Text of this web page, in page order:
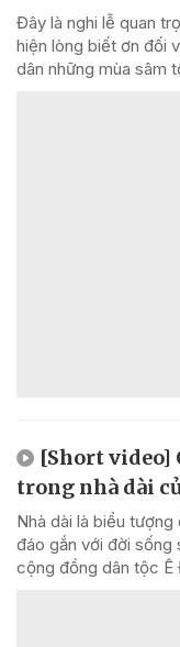
Đây là nghi lễ quan
hiện lòng biết ơn đối
dân những mùa sâm
[Short video]
trong nhà dài
Nhà dài là biểu
đáo gắn với đời sống
cộng đồng dân tộc